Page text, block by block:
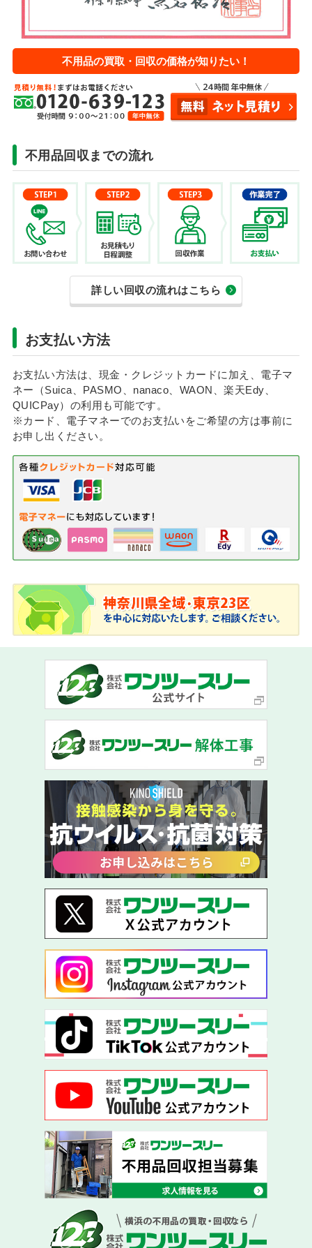
不用品の買取・回収の価格が知りたい！
不用品回収までの流れ
詳しい回収の流れはこちら
お支払い方法
お支払い方法は、現金・クレジットカードに加え、電子マ
ネー（Suica、PASMO、nanaco、WAON、楽天Edy、
QUICPay）の利用も可能です。
※カード、電子マネーでのお支払いをご希望の方は事前に
お申し出ください。